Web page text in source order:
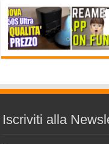
Iscriviti alla